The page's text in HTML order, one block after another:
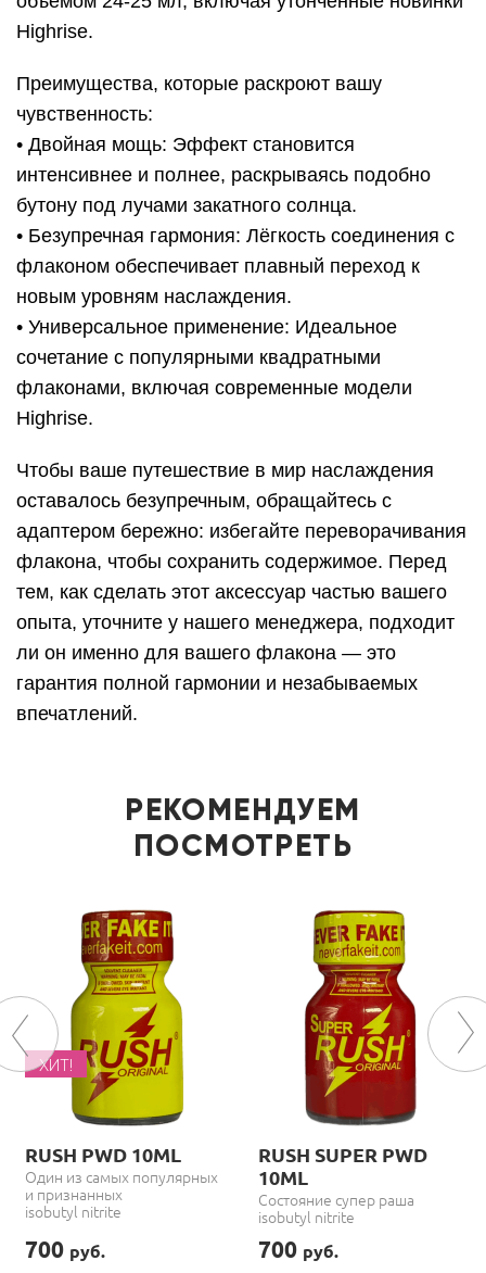
Highrise.
Преимущества, которые раскроют вашу
чувственность:
• Двойная мощь: Эффект становится
интенсивнее и полнее, раскрываясь подобно
бутону под лучами закатного солнца.
• Безупречная гармония: Лёгкость соединения с
флаконом обеспечивает плавный переход к
новым уровням наслаждения.
• Универсальное применение: Идеальное
сочетание с популярными квадратными
флаконами, включая современные модели
Highrise.
Чтобы ваше путешествие в мир наслаждения
оставалось безупречным, обращайтесь с
адаптером бережно: избегайте переворачивания
флакона, чтобы сохранить содержимое. Перед
тем, как сделать этот аксессуар частью вашего
опыта, уточните у нашего менеджера, подходит
ли он именно для вашего флакона — это
гарантия полной гармонии и незабываемых
впечатлений.
РЕКОМЕНДУЕМ
ПОСМОТРЕТЬ
ХИТ!
RUSH PWD 10ML
Один из самых популярных
и признанных
isobutyl nitrite
700 руб.
RUSH SUPER PWD
10ML
Состояние супер раша
isobutyl nitrite
700 руб.